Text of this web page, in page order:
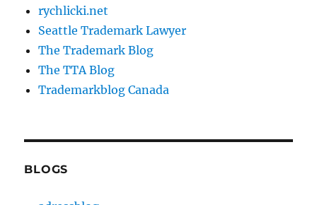
rychlicki.net
Seattle Trademark Lawyer
The Trademark Blog
The TTA Blog
Trademarkblog Canada
BLOGS